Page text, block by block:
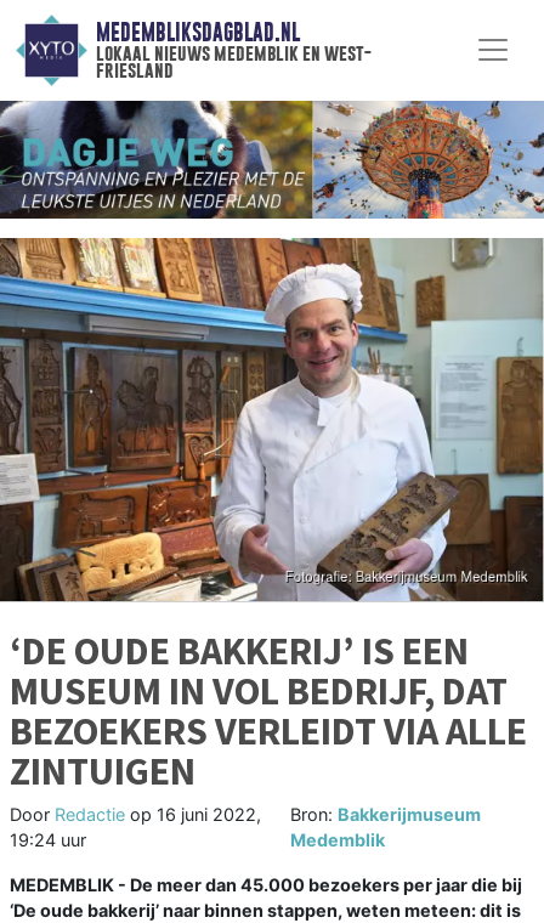
MEDEMBLIKSDAGBLAD.NL
lokaal nieuws medemblik en west-
friesland
‘DE OUDE BAKKERIJ’ IS EEN
MUSEUM IN VOL BEDRIJF, DAT
BEZOEKERS VERLEIDT VIA ALLE
ZINTUIGEN
Door Redactie op 16 juni 2022,
19:24 uur
Bron: Bakkerijmuseum
Medemblik
MEDEMBLIK - De meer dan 45.000 bezoekers per jaar die bij
‘De oude bakkerij’ naar binnen stappen, weten meteen: dit is